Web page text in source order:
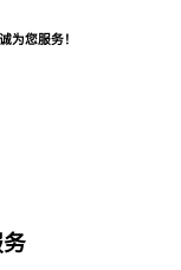
为您服务！